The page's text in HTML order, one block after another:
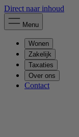
Direct naar inhoud
Menu
Wonen
Zakelijk
Taxaties
Over ons
Contact